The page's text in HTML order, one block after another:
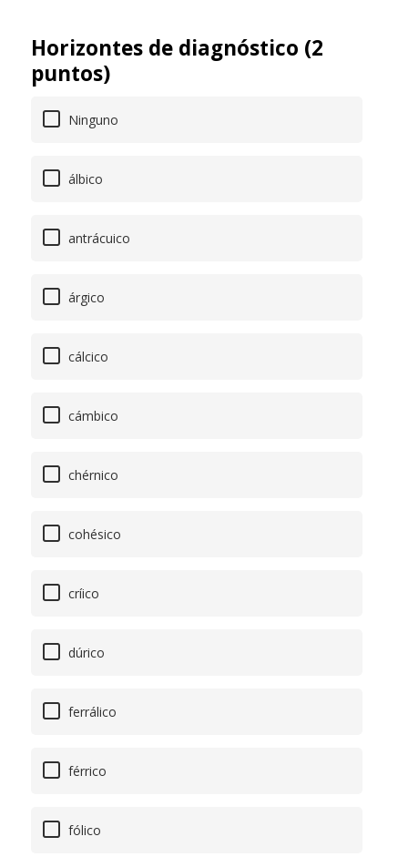
Horizontes de diagnóstico (2
puntos)
Ninguno
álbico
antrácuico
árgico
cálcico
cámbico
chérnico
cohésico
críico
dúrico
ferrálico
férrico
fólico